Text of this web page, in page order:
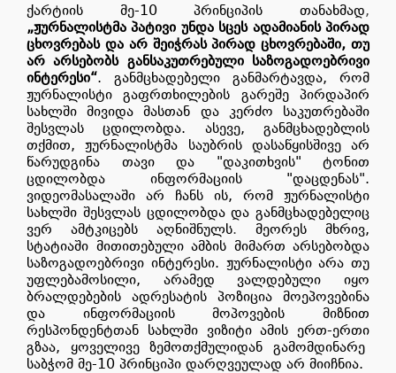
ქარტიის მე-10 პრინციპის თანახმად,
„ჟურნალისტმა პატივი უნდა სცეს ადამიანის პირად
ცხოვრებას და არ შეიჭრას პირად ცხოვრებაში, თუ
არ არსებობს განსაკუთრებული საზოგადოებრივი
ინტერესი“. განმცხადებელი განმარტავდა, რომ
ჟურნალისტი გაფრთხილების გარეშე პირდაპირ
სახლში მივიდა მასთან და კერძო საკუთრებაში
შესვლას ცდილობდა. ასევე, განმცხადებლის
თქმით, ჟურნალისტმა საუბრის დასაწყისშივე არ
წარუდგინა თავი და "დაკითხვის" ტონით
ცდილობდა ინფორმაციის "დაცდენას".
ვიდეომასალაში არ ჩანს ის, რომ ჟურნალისტი
სახლში შესვლას ცდილობდა და განმცხადებელიც
ვერ ამტკიცებს აღნიშნულს. მეორეს მხრივ,
სტატიაში მითითებული ამბის მიმართ არსებობდა
საზოგადოებრივი ინტერესი. ჟურნალისტი არა თუ
უფლებამოსილი, არამედ ვალდებული იყო
ბრალდებების ადრესატის პოზიცია მოეპოვებინა
და ინფორმაციის მოპოვების მიზნით
რესპონდენტთან სახლში ვიზიტი ამის ერთ-ერთი
გზაა, ყოველივე ზემოთქმულიდან გამომდინარე
საბჭომ მე-10 პრინციპი დარღვეულად არ მიიჩნია.